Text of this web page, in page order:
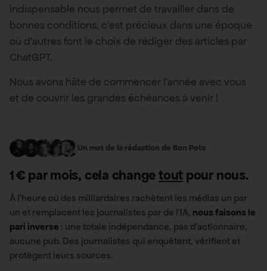
indispensable nous permet de travailler dans de
bonnes conditions, c’est précieux dans une époque
où d’autres font le choix de rédiger des articles par
ChatGPT.
Nous avons hâte de commencer l’année avec vous
et de couvrir les grandes échéances à venir !
Un mot de la rédaction de Bon Pote
1 € par mois, cela changetout pour nous.
À l’heure où des milliardaires rachètent les médias un par
un et remplacent les journalistes par de l’IA, nous faisons le
pari inverse : une totale indépendance, pas d’actionnaire,
aucune pub. Des journalistes qui enquêtent, vérifient et
protègent leurs sources.